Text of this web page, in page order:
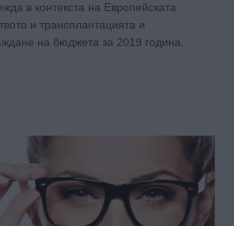
в контекста на Европейската
и трансплантацията и
на бюджета за 2019 година.